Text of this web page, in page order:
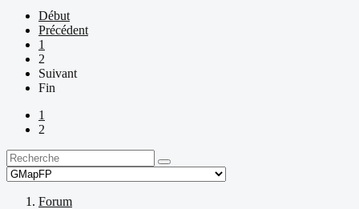
Début
Précédent
1
2
Suivant
Fin
1
2
Forum